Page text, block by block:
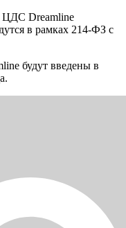
ЦДС Dreamline
в рамках 214-ФЗ с
будут введены в